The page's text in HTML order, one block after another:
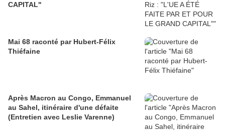
CAPITAL"
Mai 68 raconté par Hubert-Félix
Thiéfaine
Après Macron au Congo, Emmanuel
au Sahel, itinéraire d'une défaite
(Entretien avec Leslie Varenne)